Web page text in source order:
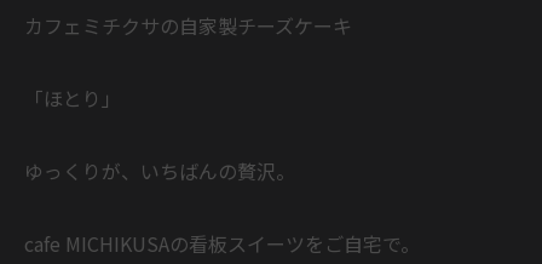
カフェミチクサの自家製チーズケーキ
「ほとり」
ゆっくりが、いちばんの贅沢。
cafe MICHIKUSAの看板スイーツをご自宅で。